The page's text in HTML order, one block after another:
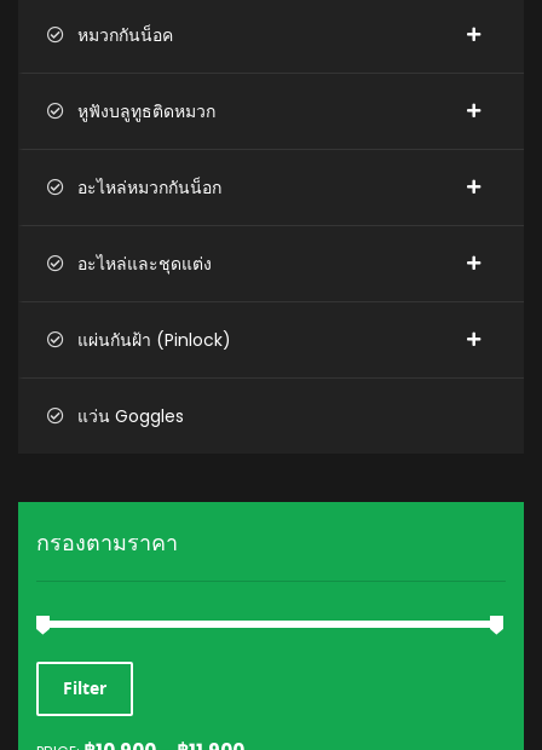
หมวกกันน็อค
หูฟังบลูทูธติดหมวก
อะไหล่หมวกกันน็อก
อะไหล่และชุดแต่ง
แผ่นกันฝ้า (Pinlock)
แว่น Goggles
กรองตามราคา
MIN
PRICE
MAX
PRICE
Filter